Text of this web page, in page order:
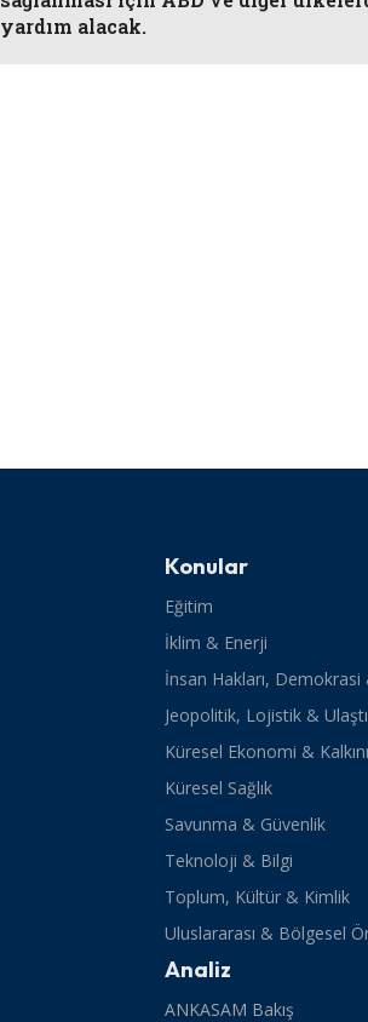
yardım alacak.
Konular
Eğitim
İklim & Enerji
İnsan Hakları,
Jeopolitik, Lojistik &
Küresel Ekonomi &
Küresel Sağlık
Savunma & Güvenlik
Teknoloji & Bilgi
Toplum, Kültür & Kimlik
Uluslararası & Bölgesel
Analiz
ANKASAM Bakış